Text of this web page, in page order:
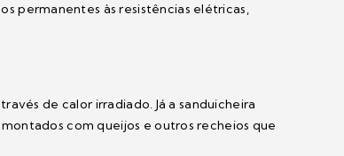
permanentes às resistências elétricas,
de calor irradiado. Já a sanduicheira
com queijos e outros recheios que